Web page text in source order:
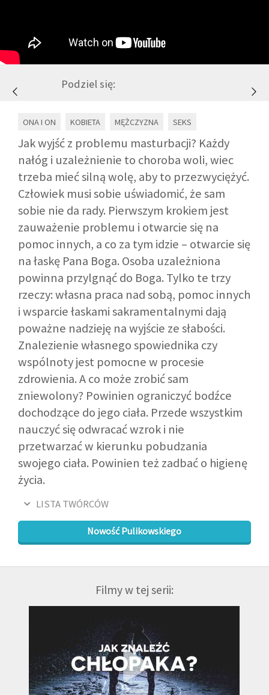
PARTNERZY
NEWSLETTER
DLA MEDIÓW
KONTAKT
Podziel się:
ONA I ON KOBIETA MĘŻCZYZNA SEKS
Jak wyjść z problemu masturbacji? Każdy
nałóg i uzależnienie to choroba woli, wiec
trzeba mieć silną wolę, aby to przezwyciężyć.
Człowiek musi sobie uświadomić, że sam
sobie nie da rady. Pierwszym krokiem jest
zauważenie problemu i otwarcie się na
pomoc innych, a co za tym idzie – otwarcie się
na łaskę Pana Boga. Osoba uzależniona
powinna przylgnąć do Boga. Tylko te trzy
rzeczy: własna praca nad sobą, pomoc innych
i wsparcie łaskami sakramentalnymi dają
poważne nadzieję na wyjście ze słabości.
Znalezienie własnego spowiednika czy
wspólnoty jest pomocne w procesie
zdrowienia. A co może zrobić sam
zniewolony? Powinien ograniczyć bodźce
dochodzące do jego ciała. Przede wszystkim
nauczyć się odwracać wzrok i nie
przetwarzać w kierunku pobudzania
swojego ciała. Powinien też zadbać o higienę
życia.
LISTA TWÓRCÓW
Nowość Pulikowskiego
Filmy w tej serii: